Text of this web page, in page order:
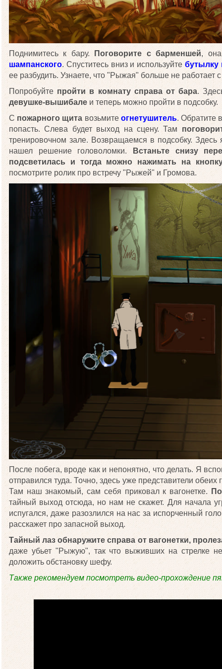
Поднимитесь к бару.Поговорите с барменшей,
шампанского. Спуститесь вниз и используйтебутылку
ее разбудить. Узнаете, что "Рыжая" больше не работает
Попробуйте пройти в комнату справа от бара.
девушке-вышибале и теперь можно пройти в подсобку.
С пожарного щита возьмите огнетушитель. Обратите
попасть. Слева будет выход на сцену. Там
тренировочном зале. Возвращаемся в подсобку. Здесь
нашел решение головоломки.
Встаньте снизу
подсветилась и тогда можно нажимать на
посмотрите ролик про встречу "Рыжей" и Громова.
После побега, вроде как и непонятно, что делать. Я
отправился туда. Точно, здесь уже представители
Там наш знакомый, сам себя приковал к вагонетке.
тайный выход отсюда, но нам не скажет. Для начала
испугался, даже разозлился на нас за испорченный
расскажет про запасной выход.
Тайный лаз обнаружите справа от вагонетки,
даже убьет "Рыжую", так что выживших на стрелке
доложить обстановку шефу.
Также рекомендуем посмотреть видео-прохождение